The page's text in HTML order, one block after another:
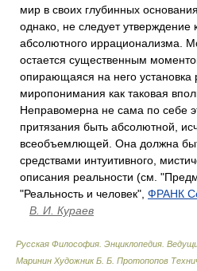
мир в своих глубинных
однако, не следует утверждение
абсолютного иррационализма.
остается существенным
опирающаяся на него установка
миропонимания как таковая
Неправомерна не сама по себе
притязания быть абсолютной,
всеобъемлющей. Она должна
средствами интуитивного,
описания реальности (см.
"Реальность и человек", ФРАНК
В. И. Кураев
Русская Философия. Энциклопедия
Маринин Художник Б. Б. Протопопов